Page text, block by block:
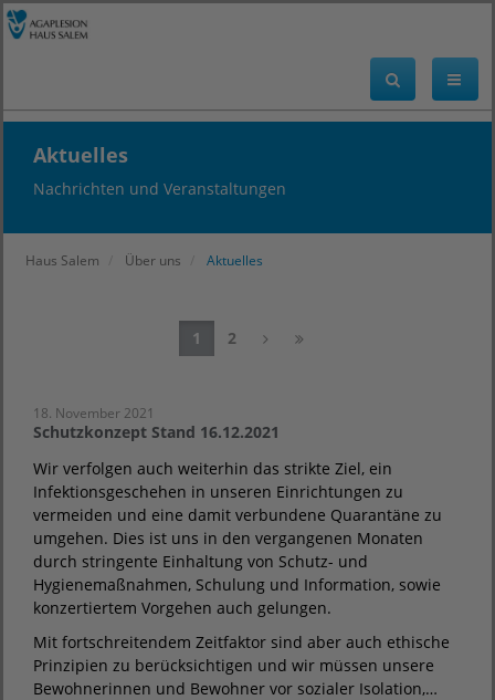
Aktuelles
Nachrichten und Veranstaltungen
Haus Salem Über uns Aktuelles
1 2
18. November 2021
Schutzkonzept Stand 16.12.2021
Wir verfolgen auch weiterhin das strikte Ziel, ein
Infektionsgeschehen in unseren Einrichtungen zu
vermeiden und eine damit verbundene Quarantäne zu
umgehen. Dies ist uns in den vergangenen Monaten
durch stringente Einhaltung von Schutz- und
Hygienemaßnahmen, Schulung und Information, sowie
konzertiertem Vorgehen auch gelungen.
Mit fortschreitendem Zeitfaktor sind aber auch ethische
Prinzipien zu berücksichtigen und wir müssen unsere
Bewohnerinnen und Bewohner vor sozialer Isolation,…